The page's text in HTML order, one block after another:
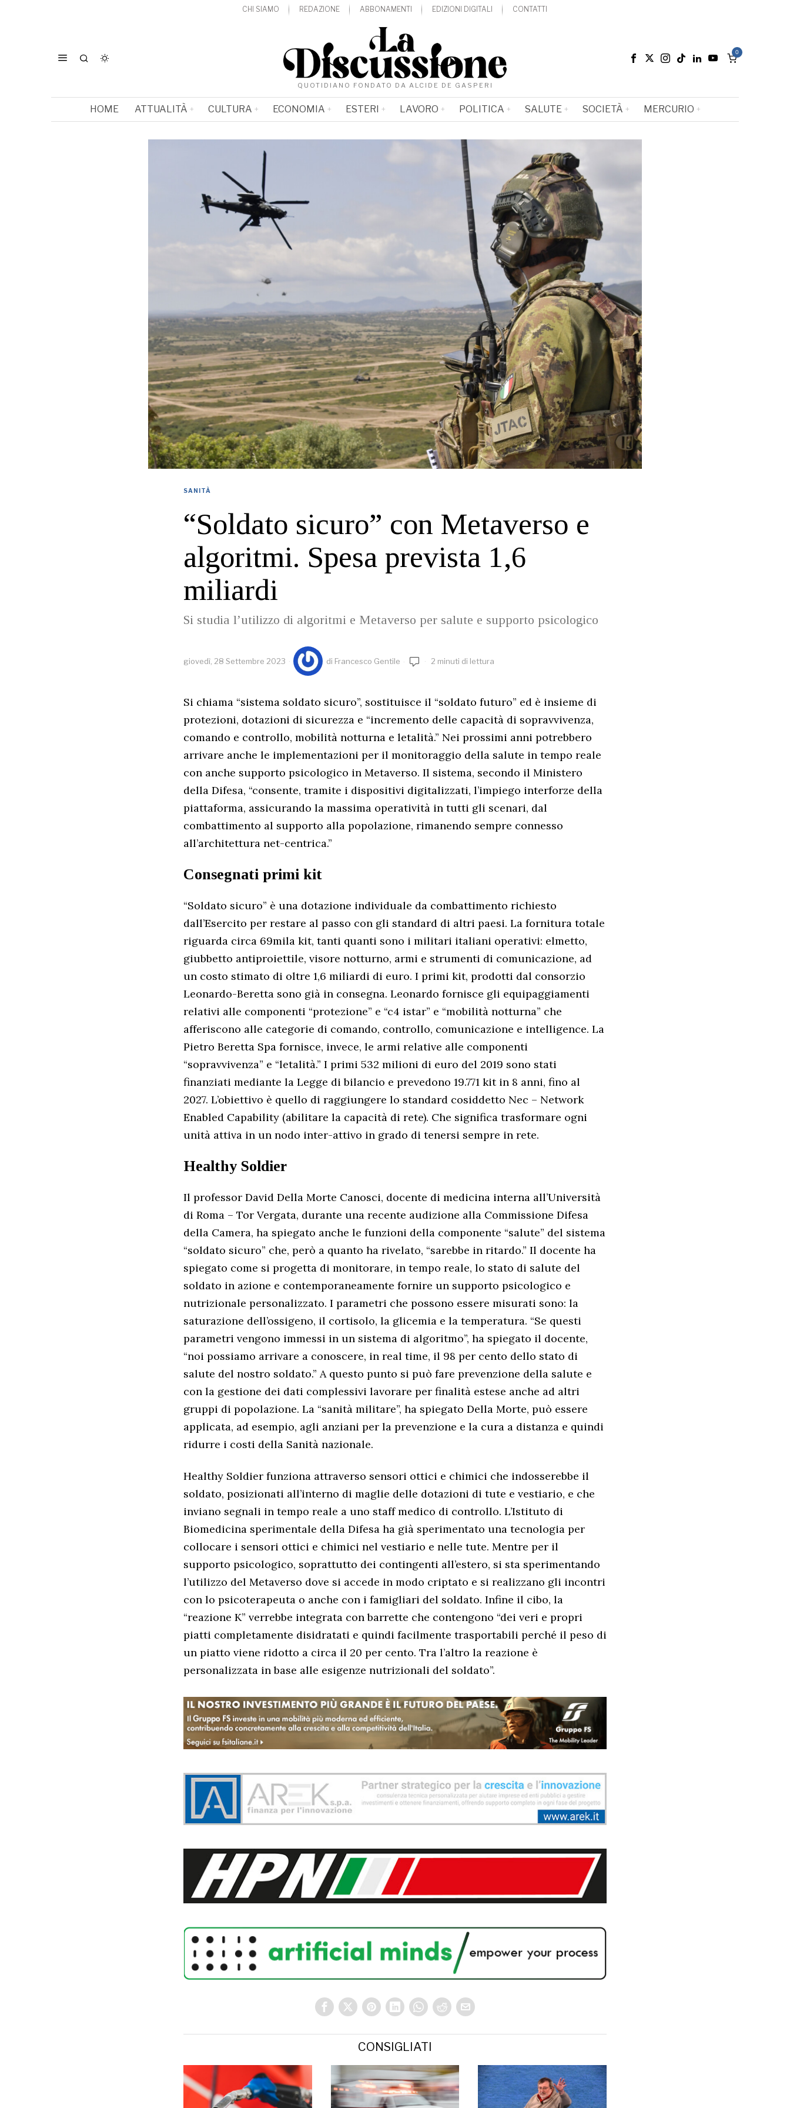
CHI SIAMO REDAZIONE ABBONAMENTI EDIZIONI DIGITALI CONTATTI
QUOTIDIANO FONDATO DA ALCIDE DE GASPERI
0
HOME ATTUALITÀ CULTURA ECONOMIA ESTERI LAVORO POLITICA SALUTE SOCIETÀ MERCURIO
SANITÀ
“Soldato sicuro” con Metaverso e
algoritmi. Spesa prevista 1,6
miliardi
Si studia l’utilizzo di algoritmi e Metaverso per salute e supporto psicologico
giovedì, 28 Settembre 2023 di Francesco Gentile 2 minuti di lettura
Si chiama “sistema soldato sicuro”, sostituisce il “soldato futuro” ed è insieme di
protezioni, dotazioni di sicurezza e “incremento delle capacità di sopravvivenza,
comando e controllo, mobilità notturna e letalità.” Nei prossimi anni potrebbero
arrivare anche le implementazioni per il monitoraggio della salute in tempo reale
con anche supporto psicologico in Metaverso. Il sistema, secondo il Ministero
della Difesa, “consente, tramite i dispositivi digitalizzati, l’impiego interforze della
piattaforma, assicurando la massima operatività in tutti gli scenari, dal
combattimento al supporto alla popolazione, rimanendo sempre connesso
all’architettura net-centrica.”
Consegnati primi kit
“Soldato sicuro” è una dotazione individuale da combattimento richiesto
dall’Esercito per restare al passo con gli standard di altri paesi. La fornitura totale
riguarda circa 69mila kit, tanti quanti sono i militari italiani operativi: elmetto,
giubbetto antiproiettile, visore notturno, armi e strumenti di comunicazione, ad
un costo stimato di oltre 1,6 miliardi di euro. I primi kit, prodotti dal consorzio
Leonardo-Beretta sono già in consegna. Leonardo fornisce gli equipaggiamenti
relativi alle componenti “protezione” e “c4 istar” e “mobilità notturna” che
afferiscono alle categorie di comando, controllo, comunicazione e intelligence. La
Pietro Beretta Spa fornisce, invece, le armi relative alle componenti
“sopravvivenza” e “letalità.” I primi 532 milioni di euro del 2019 sono stati
finanziati mediante la Legge di bilancio e prevedono 19.771 kit in 8 anni, fino al
2027. L’obiettivo è quello di raggiungere lo standard cosiddetto Nec – Network
Enabled Capability (abilitare la capacità di rete). Che significa trasformare ogni
unità attiva in un nodo inter-attivo in grado di tenersi sempre in rete.
Healthy Soldier
Il professor David Della Morte Canosci, docente di medicina interna all’Università
di Roma – Tor Vergata, durante una recente audizione alla Commissione Difesa
della Camera, ha spiegato anche le funzioni della componente “salute” del sistema
“soldato sicuro” che, però a quanto ha rivelato, “sarebbe in ritardo.” Il docente ha
spiegato come si progetta di monitorare, in tempo reale, lo stato di salute del
soldato in azione e contemporaneamente fornire un supporto psicologico e
nutrizionale personalizzato. I parametri che possono essere misurati sono: la
saturazione dell’ossigeno, il cortisolo, la glicemia e la temperatura. “Se questi
parametri vengono immessi in un sistema di algoritmo”, ha spiegato il docente,
“noi possiamo arrivare a conoscere, in real time, il 98 per cento dello stato di
salute del nostro soldato.” A questo punto si può fare prevenzione della salute e
con la gestione dei dati complessivi lavorare per finalità estese anche ad altri
gruppi di popolazione. La “sanità militare”, ha spiegato Della Morte, può essere
applicata, ad esempio, agli anziani per la prevenzione e la cura a distanza e quindi
ridurre i costi della Sanità nazionale.
Healthy Soldier funziona attraverso sensori ottici e chimici che indosserebbe il
soldato, posizionati all’interno di maglie delle dotazioni di tute e vestiario, e che
inviano segnali in tempo reale a uno staff medico di controllo. L’Istituto di
Biomedicina sperimentale della Difesa ha già sperimentato una tecnologia per
collocare i sensori ottici e chimici nel vestiario e nelle tute. Mentre per il
supporto psicologico, soprattutto dei contingenti all’estero, si sta sperimentando
l’utilizzo del Metaverso dove si accede in modo criptato e si realizzano gli incontri
con lo psicoterapeuta o anche con i famigliari del soldato. Infine il cibo, la
“reazione K” verrebbe integrata con barrette che contengono “dei veri e propri
piatti completamente disidratati e quindi facilmente trasportabili perché il peso di
un piatto viene ridotto a circa il 20 per cento. Tra l’altro la reazione è
personalizzata in base alle esigenze nutrizionali del soldato”.
CONSIGLIATI